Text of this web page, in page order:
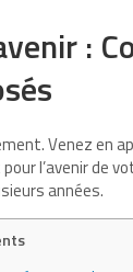
:
Venez en
l’avenir de
années.